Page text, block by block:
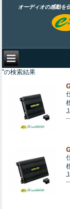
オーディオの感動を
''の検索結果